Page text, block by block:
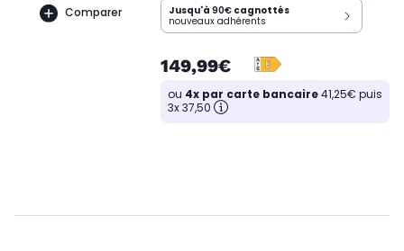
Comparer Jusqu'à 90€ cagnottés
nouveaux adhérents
149,99€
ou 4x par carte bancaire41,25€ puis
3x 37,50